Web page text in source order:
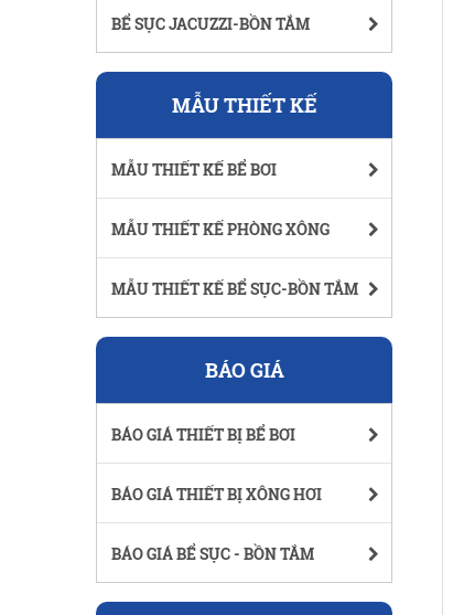
BỂ SỤC JACUZZI-BỒN TẮM
MẪU THIẾT KẾ
MẪU THIẾT KẾ BỂ BƠI
MẪU THIẾT KẾ PHÒNG XÔNG
MẪU THIẾT KẾ BỂ SỤC-BỒN TẮM
BÁO GIÁ
BÁO GIÁ THIẾT BỊ BỂ BƠI
BÁO GIÁ THIẾT BỊ XÔNG HƠI
BÁO GIÁ BỂ SỤC - BỒN TẮM